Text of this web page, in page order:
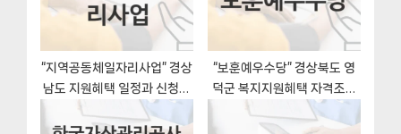
“지역공동체일자리사업” 경상
남도 지원혜택 일정과 신청방
“보훈예우수당” 경상북도 영
덕군 복지지원혜택 자격조건
과 구비서류